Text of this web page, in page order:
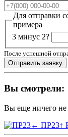
Для отправки
примера
3 минус 2?
После успешной
Вы смотрели:
Вы еще ничего не
← ПР23↑